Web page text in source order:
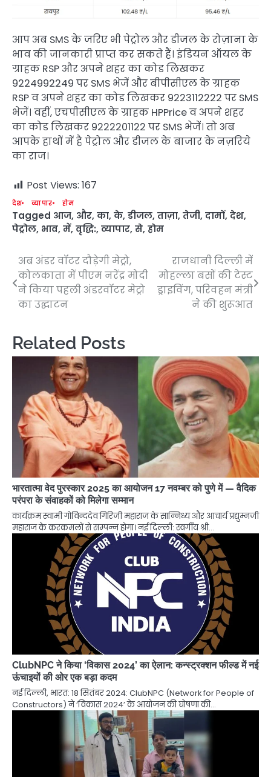
आप अब SMS के जरिए भी पेट्रोल और डीजल के रोज़ाना के
भाव की जानकारी प्राप्त कर सकते हैं। इंडियन ऑयल के
ग्राहक RSP और अपने शहर का कोड लिखकर
9224992249 पर SMS भेजें और बीपीसीएल के ग्राहक
RSP व अपने शहर का कोड लिखकर 9223112222 पर SMS
भेजें। वहीं, एचपीसीएल के ग्राहक HPPrice व अपने शहर
का कोड लिखकर 9222201122 पर SMS भेजें। तो अब
आपके हाथों में है पेट्रोल और डीजल के बाजार के नज़रिये
का राज।
Post Views: 167
देश व्यापार होम
Tagged आज, और, का, के, डीजल, ताज़ा, तेजी, दामों, देश,
पेट्रोल, भाव, में, वृद्धि:, व्यापार, से, होम
Post
navigation
अब अंडर वॉटर दौड़ेगी मेट्रो,
कोलकाता में पीएम नरेंद्र मोदी
ने किया पहली अंडरवॉटर मेट्रो
का उद्घाटन
राजधानी दिल्ली में
मोहल्ला बसों की टेस्ट
ड्राइविंग, परिवहन मंत्री
ने की शुरूआत
Related Posts
भारतात्मा वेद पुरस्कार 2025 का आयोजन 17 नवम्बर को पुणे में — वैदिक
परंपरा के संवाहकों को मिलेगा सम्मान
कार्यक्रम स्वामी गोविन्ददेव गिरिजी महाराज के सान्निध्य और आचार्य प्रद्युम्नजी
महाराज के करकमलों से सम्पन्न होगा। नई दिल्ली: स्वर्गीय श्री…
ClubNPC ने किया ‘विकास 2024’ का ऐलान: कन्स्ट्रक्शन फील्ड में नई
ऊंचाइयों की ओर एक बड़ा कदम
नई दिल्ली, भारत: 18 सितंबर 2024: ClubNPC (Network for People of
Constructors) ने ‘विकास 2024’ के आयोजन की घोषणा की…